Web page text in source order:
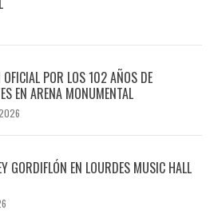
POR LOS 102 AÑOS DE
EN ARENA MONUMENTAL
GORDIFLÓN EN LOURDES MUSIC HALL